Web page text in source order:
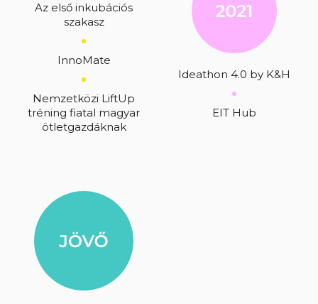
Az első inkubációs
szakasz
InnoMate
Nemzetközi LiftUp
tréning fiatal magyar
ötletgazdáknak
Ideathon 4.0 by K&H
EIT Hub